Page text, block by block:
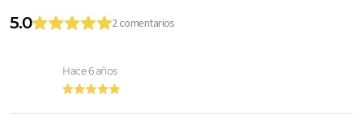
5.0
2 comentarios
Hace 6 años